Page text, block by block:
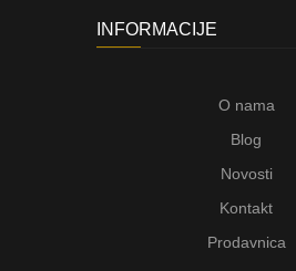
INFORMACIJE
O nama
Blog
Novosti
Kontakt
Prodavnica